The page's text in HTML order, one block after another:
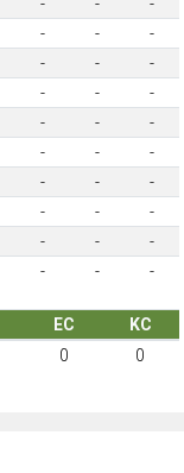
- -
-
- -
-
- -
-
- -
-
- -
-
- -
-
- -
-
- -
-
- - -
EC
KC
0 0